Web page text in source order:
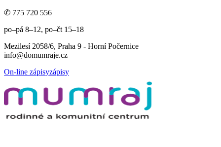
✆ 775 720 556
po–pá 8–12, po–čt 15–18
Mezilesí 2058/6, Praha 9 - Horní Počernice
info@domumraje.cz
On-line zápisyzápisy